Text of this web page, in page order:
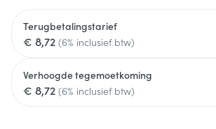
Terugbetalingstarief
€ 8,72 (6% inclusief btw)
Verhoogde tegemoetkoming
€ 8,72 (6% inclusief btw)